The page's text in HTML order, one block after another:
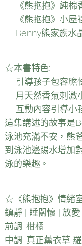
🎁《熊抱抱》純棉
🎁《熊抱抱》小屋
🎁Benny熊家族水
☆本書特色:
⭕️引導孩子包容膽
⭕️用天然香氣刺激
⭕️互動內容引導
這集講述的故事是
泳池充滿不安，熊
到泳池邊踢水增加
泳的樂趣。
☆《熊抱抱》情緒
鎮靜 | 睡關懷 | 放愛
前調: 柑橘
中調: 真正薰衣草